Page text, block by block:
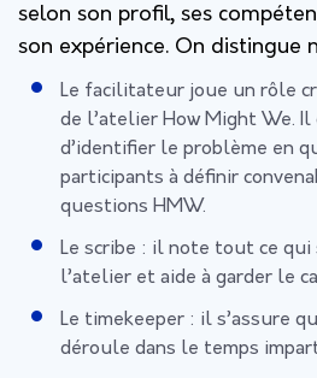
selon son profil, ses
son expérience. On distingue
Le facilitateur joue un rôle
de l’atelier How Might We.
d’identifier le problème en
participants à définir
questions HMW.
Le scribe : il note tout ce qui
l’atelier et aide à garder le
Le timekeeper : il s’assure
déroule dans le temps